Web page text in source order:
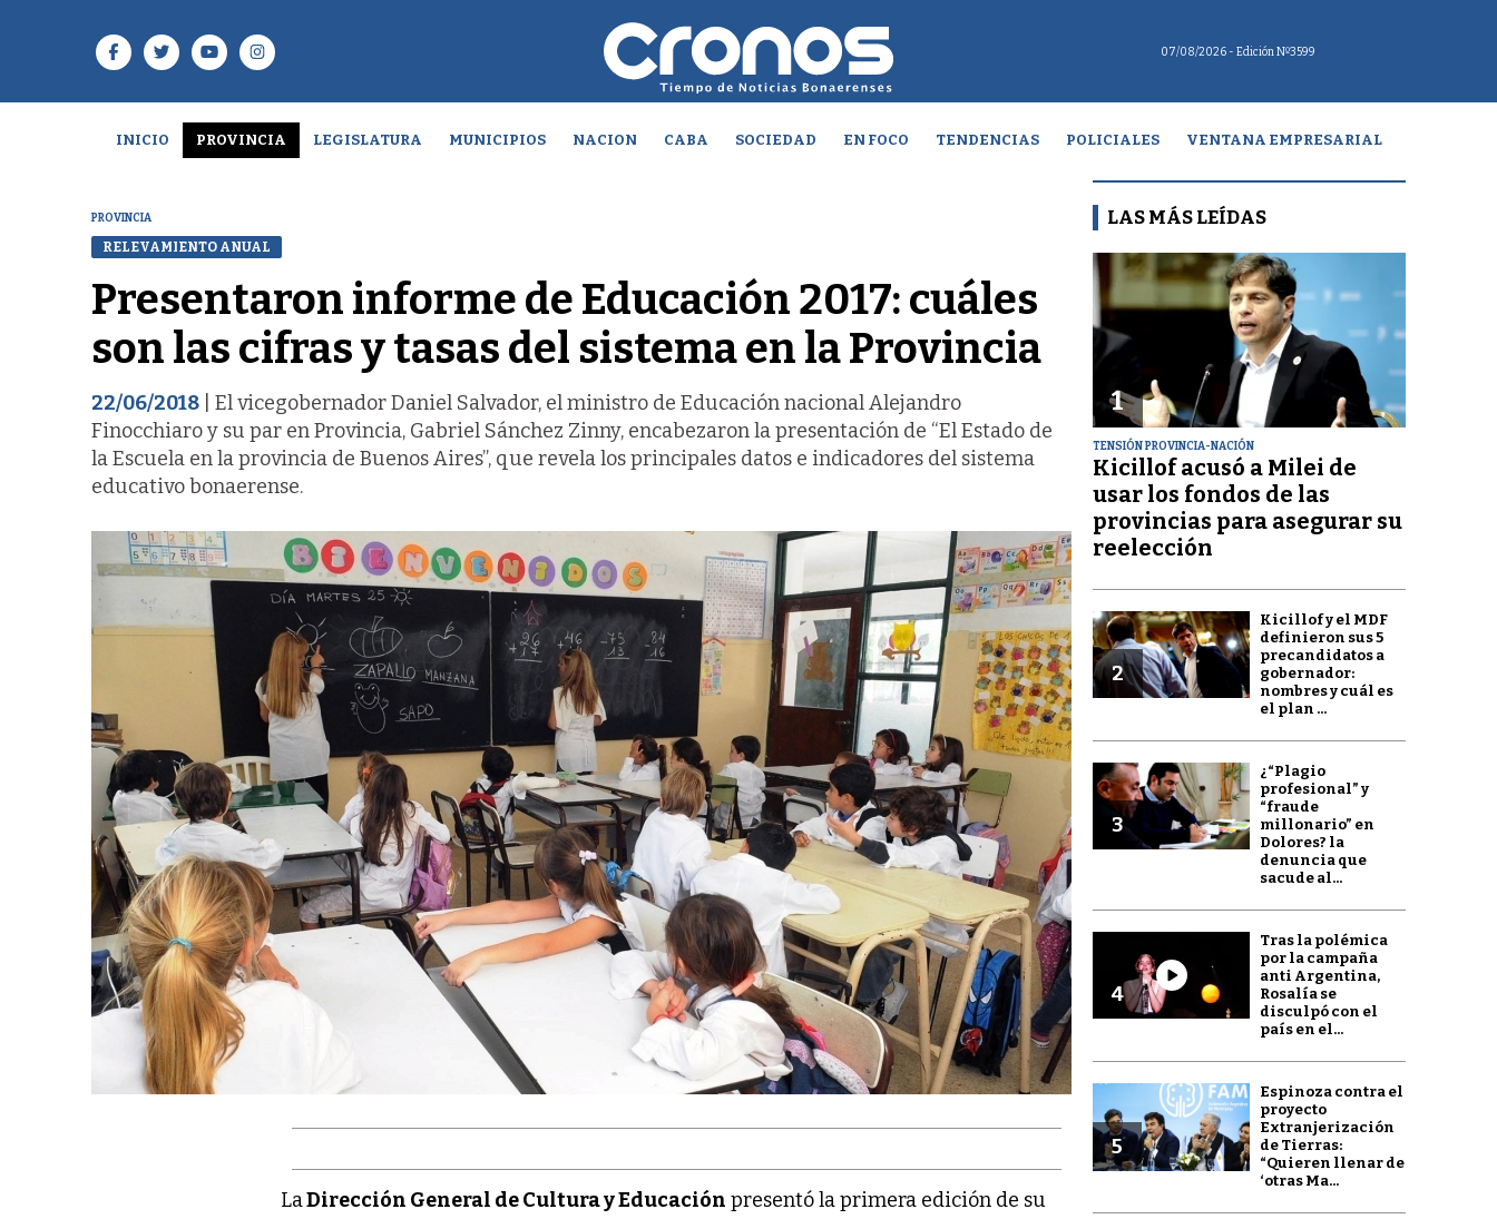
07/08/2026 - Edición Nº3599
INICIO PROVINCIA LEGISLATURA MUNICIPIOS NACION CABA SOCIEDAD EN FOCO TENDENCIAS POLICIALES VENTANA EMPRESARIAL
PROVINCIA
RELEVAMIENTO ANUAL
Presentaron informe de Educación 2017: cuáles
son las cifras y tasas del sistema en la Provincia
22/06/2018 | El vicegobernador Daniel Salvador, el ministro de Educación nacional Alejandro
Finocchiaro y su par en Provincia, Gabriel Sánchez Zinny, encabezaron la presentación de “El Estado de
la Escuela en la provincia de Buenos Aires”, que revela los principales datos e indicadores del sistema
educativo bonaerense.
LaDirección General de Cultura y Educación presentó la primera edición de su
LAS MÁS LEÍDAS
1
TENSIÓN PROVINCIA-NACIÓN
Kicillof acusó a Milei de
usar los fondos de las
provincias para asegurar su
reelección
2
Kicillof y el MDF
definieron sus 5
precandidatos a
gobernador:
nombres y cuál es
el plan ...
3
¿“Plagio
profesional” y
“fraude
millonario” en
Dolores? la
denuncia que
sacude al...
4
Tras la polémica
por la campaña
anti Argentina,
Rosalía se
disculpó con el
país en el...
5
Espinoza contra el
proyecto
Extranjerización
de Tierras:
“Quieren llenar de
‘otras Ma...